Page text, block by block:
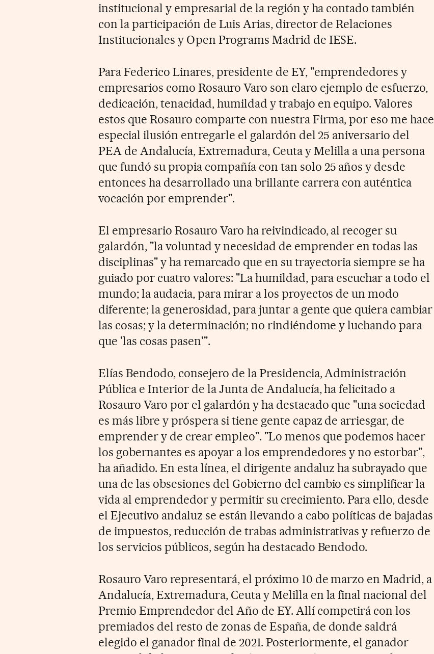
institucional y empresarial de la región y ha contado también
con la participación de Luis Arias, director de Relaciones
Institucionales y Open Programs Madrid de IESE.
Para Federico Linares, presidente de EY, "emprendedores y
empresarios como Rosauro Varo son claro ejemplo de esfuerzo,
dedicación, tenacidad, humildad y trabajo en equipo. Valores
estos que Rosauro comparte con nuestra Firma, por eso me hace
especial ilusión entregarle el galardón del 25 aniversario del
PEA de Andalucía, Extremadura, Ceuta y Melilla a una persona
que fundó su propia compañía con tan solo 25 años y desde
entonces ha desarrollado una brillante carrera con auténtica
vocación por emprender".
El empresario Rosauro Varo ha reivindicado, al recoger su
galardón, "la voluntad y necesidad de emprender en todas las
disciplinas" y ha remarcado que en su trayectoria siempre se ha
guiado por cuatro valores: "La humildad, para escuchar a todo el
mundo; la audacia, para mirar a los proyectos de un modo
diferente; la generosidad, para juntar a gente que quiera cambiar
las cosas; y la determinación; no rindiéndome y luchando para
que 'las cosas pasen'".
Elías Bendodo, consejero de la Presidencia, Administración
Pública e Interior de la Junta de Andalucía, ha felicitado a
Rosauro Varo por el galardón y ha destacado que "una sociedad
es más libre y próspera si tiene gente capaz de arriesgar, de
emprender y de crear empleo". "Lo menos que podemos hacer
los gobernantes es apoyar a los emprendedores y no estorbar",
ha añadido. En esta línea, el dirigente andaluz ha subrayado que
una de las obsesiones del Gobierno del cambio es simplificar la
vida al emprendedor y permitir su crecimiento. Para ello, desde
el Ejecutivo andaluz se están llevando a cabo políticas de bajadas
de impuestos, reducción de trabas administrativas y refuerzo de
los servicios públicos, según ha destacado Bendodo.
Rosauro Varo representará, el próximo 10 de marzo en Madrid, a
Andalucía, Extremadura, Ceuta y Melilla en la final nacional del
Premio Emprendedor del Año de EY. Allí competirá con los
premiados del resto de zonas de España, de donde saldrá
elegido el ganador final de 2021. Posteriormente, el ganador